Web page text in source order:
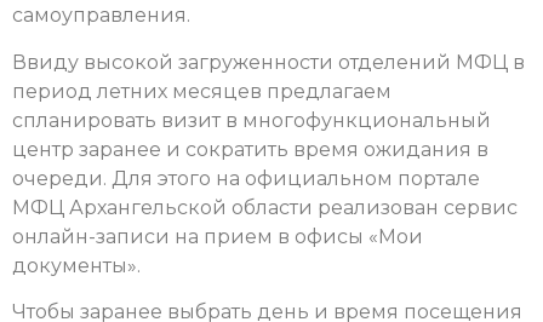
самоуправления.
Ввиду высокой загруженности отделений МФЦ в
период летних месяцев предлагаем
спланировать визит в многофункциональный
центр заранее и сократить время ожидания в
очереди. Для этого на официальном портале
МФЦ Архангельской области реализован сервис
онлайн-записи на прием в офисы «Мои
документы».
Чтобы заранее выбрать день и время посещения